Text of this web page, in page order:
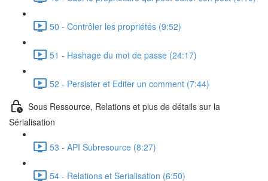
50 - Contrôler les propriétés (9:52)
51 - Hashage du mot de passe (24:17)
52 - Persister et Editer un comment (7:44)
Sous Ressource, Relations et plus de détails sur la
Sérialisation
53 - API Subresource (8:27)
54 - Relations et Serialisation (6:50)